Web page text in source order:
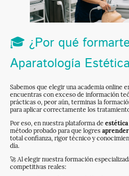
🎓 ¿Por qué
Aparatología
Sabemos que elegir una academia online
encuentras con exceso de información
prácticas o, peor aún, terminas la
para aplicar correctamente los
Por eso, en nuestra plataforma de estética
método probado para que logres
total confianza, rigor técnico y
día.
🚀 Al elegir nuestra formación
competitivas reales: